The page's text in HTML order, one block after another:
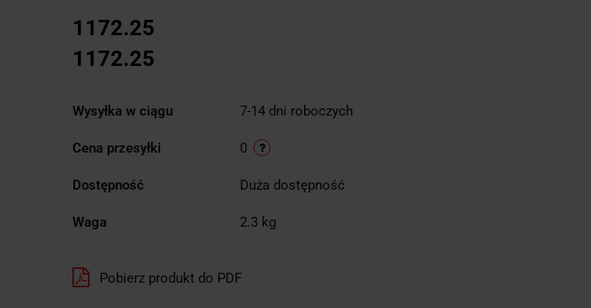
1172.25
1172.25
Wysyłka w ciągu 7-14 dni roboczych
Cena przesyłki 0
Dostępność Duża dostępność
Waga 2.3 kg
Pobierz produkt do PDF